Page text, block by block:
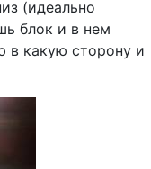
(идеально
блок и в нем
в какую сторону и